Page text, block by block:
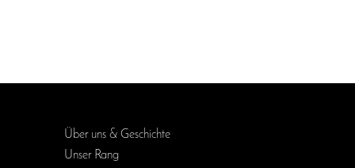
Über uns & Geschichte
Unser Rang